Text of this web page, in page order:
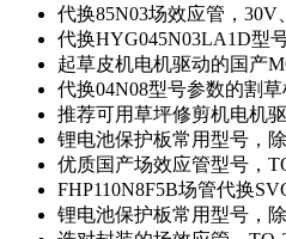
代换85N03场效应管，30V
代换HYG045N03LA1D型
起草皮机电机驱动的国产
代换04N08型号参数的割
推荐可用草坪修剪机电机
锂电池保护板常用型号，
优质国产场效应管型号，
FHP110N8F5B场管代换
锂电池保护板常用型号，